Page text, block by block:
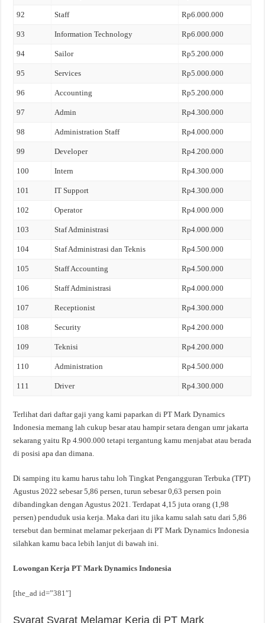
92 Staff Rp6.000.000
93 Information Technology Rp6.000.000
94 Sailor Rp5.200.000
95 Services Rp5.000.000
96 Accounting Rp5.200.000
97 Admin Rp4.300.000
98 Administration Staff Rp4.000.000
99 Developer Rp4.200.000
100 Intern Rp4.300.000
101 IT Support Rp4.300.000
102 Operator Rp4.000.000
103 Staf Administrasi Rp4.000.000
104 Staf Administrasi dan Teknis Rp4.500.000
105 Staff Accounting Rp4.500.000
106 Staff Administrasi Rp4.000.000
107 Receptionist Rp4.300.000
108 Security Rp4.200.000
109 Teknisi Rp4.200.000
110 Administration Rp4.500.000
111 Driver Rp4.300.000
Terlihat dari daftar gaji yang kami paparkan di PT Mark Dynamics
Indonesia memang lah cukup besar atau hampir setara dengan umr jakarta
sekarang yaitu Rp 4.900.000 tetapi tergantung kamu menjabat atau berada
di posisi apa dan dimana.
Di samping itu kamu harus tahu loh Tingkat Pengangguran Terbuka (TPT)
Agustus 2022 sebesar 5,86 persen, turun sebesar 0,63 persen poin
dibandingkan dengan Agustus 2021. Terdapat 4,15 juta orang (1,98
persen) penduduk usia kerja. Maka dari itu jika kamu salah satu dari 5,86
tersebut dan berminat melamar pekerjaan di PT Mark Dynamics Indonesia
silahkan kamu baca lebih lanjut di bawah ini.
Lowongan Kerja PT Mark Dynamics Indonesia
[the_ad id=”381″]
Syarat Syarat Melamar Kerja di PT Mark